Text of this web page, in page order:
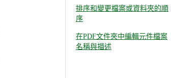
排序和變更檔案或資料夾的順
序
在PDF文件夾中編輯元件檔案
名稱與描述